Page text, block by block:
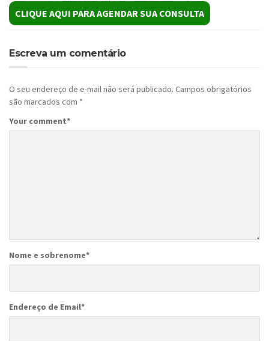
CLIQUE AQUI PARA AGENDAR SUA CONSULTA
Escreva um comentário
O seu endereço de e-mail não será publicado. Campos obrigatórios
são marcados com *
Your comment*
Nome e sobrenome*
Endereço de Email*